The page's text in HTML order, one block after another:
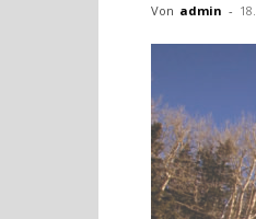
Von admin -